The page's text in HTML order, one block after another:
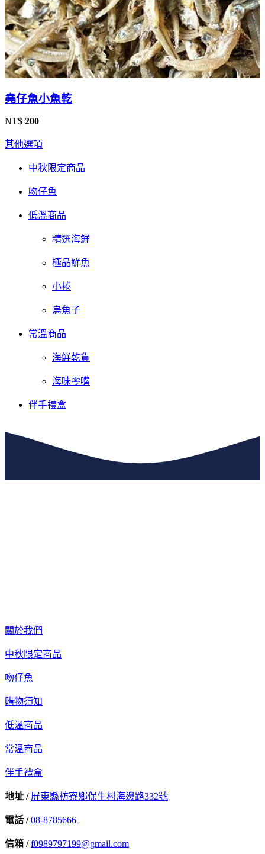
堯仔魚小魚乾
NT$ 200
其他選項
中秋限定商品
吻仔魚
低溫商品
精選海鮮
極品鮮魚
小捲
烏魚子
常溫商品
海鮮乾貨
海味零嘴
伴手禮盒
關於我們
中秋限定商品
吻仔魚
購物須知
低溫商品
常溫商品
伴手禮盒
地址 / 屏東縣枋寮鄉保生村海邊路332號
電話 /08-8785666
信箱 /f0989797199@gmail.com